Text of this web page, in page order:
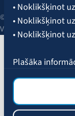
• Noklikšķinot
• Noklikšķinot
• Noklikšķinot
Plašāka
© 2026 AAS BALTA |
Vienotais reģ. Nr.